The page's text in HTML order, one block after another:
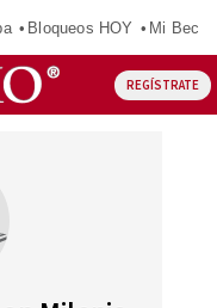
Bloqueos HOY Mi Beca
REGÍSTRATE